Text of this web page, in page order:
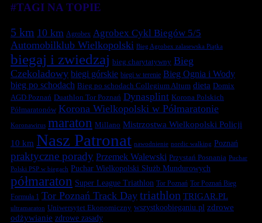
#TAGI NA TOPIE
5 km 10 km Agrobex Agrobex Cykl Biegów 5/5
Automobilklub Wielkopolski Bieg Agrobex zalasewska Piątka
biegaj i zwiedzaj bieg charytatywny Bieg
Czekoladowy biegi górskie biegi w terenie Bieg Ognia i Wody
bieg po schodach Bieg po schodach Collegium Altum dieta Domix
AGD Poznań Duathlon Tor Poznań Dynasplint Korona Polskich
Półmaratonów Korona Wielkopolski w Półmaratonie
Koronawirus maraton Millano Mistrzostwa Wielkopolski Policji
10 km Nasz Patronat nawodnienie nordic walking Poznań
praktyczne porady Przemek Walewski Przystań Posnania Puchar
Polski PSP w biegach Puchar Wielkopolski Służb Mundurowych
półmaraton Super League Triathlon Tor Poznań Tor Poznań Bieg
Formuła 1 Tor Poznań Track Day triathlon TRIGAR.PL
ultramaraton Uniwersytet Ekonomiczny wszystkoobieganiu.pl zdrowe
odżywianie zdrowe zasady